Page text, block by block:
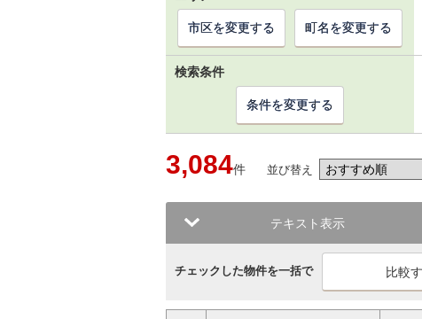
市区を変更する 町名を変更する
検索条件
条件を変更する
3,084件 並び替え
テキスト表示
チェックした物件を一括で